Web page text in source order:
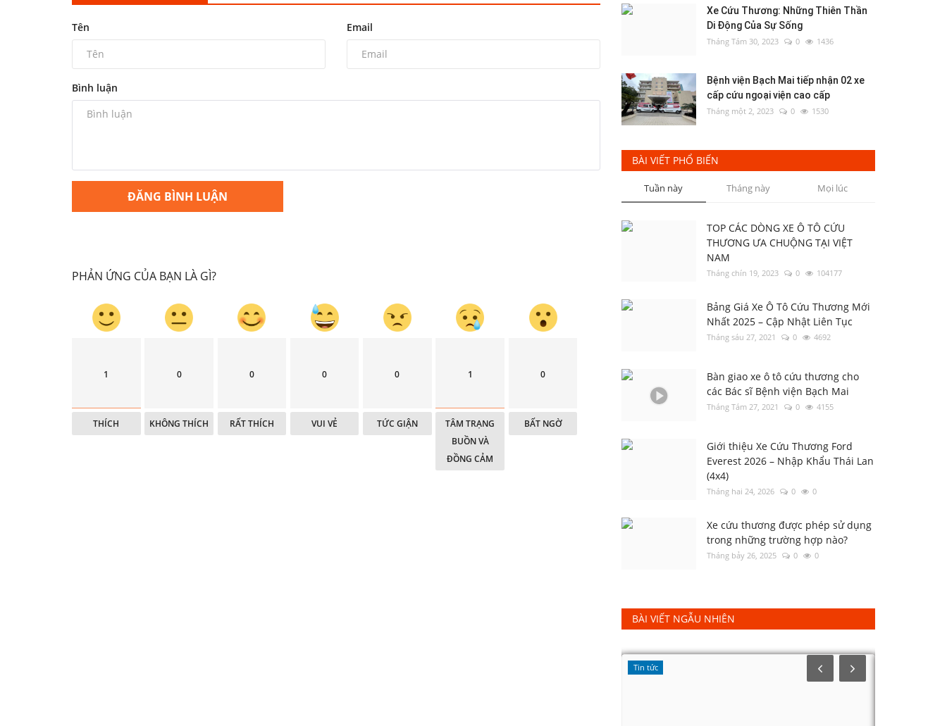
Tên Email
Bình luận
ĐĂNG BÌNH LUẬN
PHẢN ỨNG CỦA BẠN LÀ GÌ?
1
THÍCH
0
KHÔNG THÍCH
0
RẤT THÍCH
0
VUI VẺ
0
TỨC GIẬN
1
TÂM TRẠNG
BUỒN VÀ
ĐỒNG CẢM
0
BẤT NGỜ
Xe Cứu Thương: Những Thiên Thần
Di Động Của Sự Sống
Tháng Tám 30, 2023 0 1436
Bệnh viện Bạch Mai tiếp nhận 02 xe
cấp cứu ngoại viện cao cấp
Tháng một 2, 2023 0 1530
BÀI VIẾT PHỔ BIẾN
Tuần này Tháng này Mọi lúc
TOP CÁC DÒNG XE Ô TÔ CỨU
THƯƠNG ƯA CHUỘNG TẠI VIỆT
NAM
Tháng chín 19, 2023 0 104177
Bảng Giá Xe Ô Tô Cứu Thương Mới
Nhất 2025 – Cập Nhật Liên Tục
Tháng sáu 27, 2021 0 4692
Bàn giao xe ô tô cứu thương cho
các Bác sĩ Bệnh viện Bạch Mai
Tháng Tám 27, 2021 0 4155
Giới thiệu Xe Cứu Thương Ford
Everest 2026 – Nhập Khẩu Thái Lan
(4x4)
Tháng hai 24, 2026 0 0
Xe cứu thương được phép sử dụng
trong những trường hợp nào?
Tháng bảy 26, 2025 0 0
BÀI VIẾT NGẪU NHIÊN
Tin tức